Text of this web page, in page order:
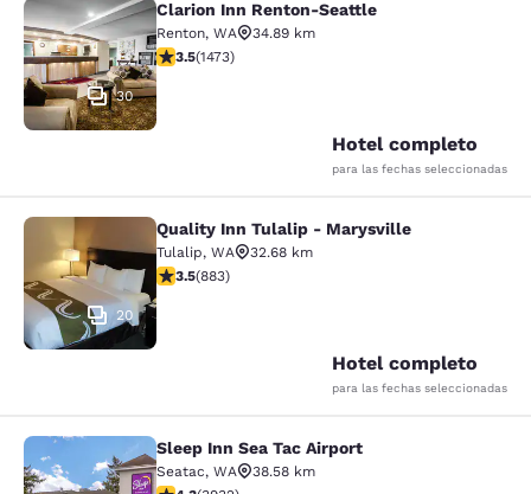
Clarion Inn Renton-Seattle
30
Clarion Inn Renton-Seattle
Renton, WA
34.89 km
calificación de 3.46 estrellas. Bueno. 1473 reseñas
3.5(1473)
Hotel completo
para las fechas seleccionadas
Quality Inn Tulalip - Marysville
20
Quality Inn Tulalip - Marysville
Tulalip, WA
32.68 km
calificación de 3.53 estrellas. Bueno. 883 reseñas
3.5(883)
Hotel completo
para las fechas seleccionadas
Sleep Inn Sea Tac Airport
Sleep Inn Sea Tac Airport
Seatac, WA
38.58 km